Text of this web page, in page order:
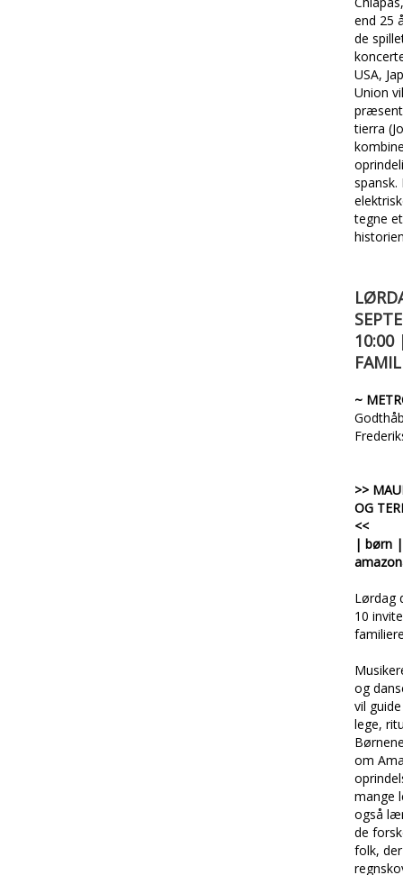
end 25
de
USA,
Union
tierra
spansk.
tegne
10:00
~
>>
OG
<<
| børn
Lørdag
10
og
vil
lege,
om
mange
også
de
folk,